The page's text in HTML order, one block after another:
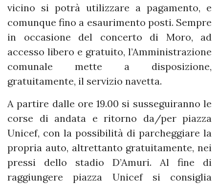
vicino si potrà utilizzare a pagamento, e
comunque fino a esaurimento posti. Sempre
in occasione del concerto di Moro, ad
accesso libero e gratuito, l’Amministrazione
comunale mette a disposizione,
gratuitamente, il servizio navetta.
A partire dalle ore 19.00 si susseguiranno le
corse di andata e ritorno da/per piazza
Unicef, con la possibilità di parcheggiare la
propria auto, altrettanto gratuitamente, nei
pressi dello stadio D’Amuri. Al fine di
raggiungere piazza Unicef si consiglia